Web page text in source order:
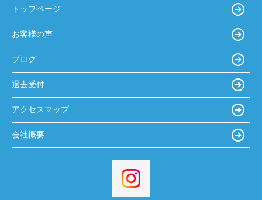
トップページ
お客様の声
ブログ
退去受付
アクセスマップ
会社概要